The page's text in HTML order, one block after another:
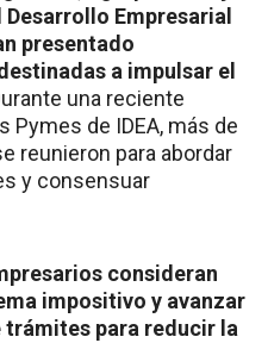
Empresarial
presentado
a impulsar el
una reciente
Pymes de IDEA, más de
reunieron para abordar
y consensuar
consideran
impositivo y avanzar
para reducir la